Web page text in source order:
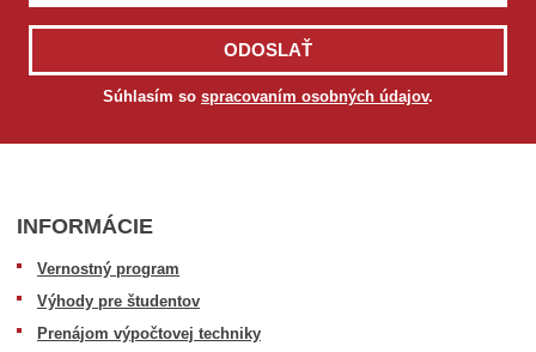
ODOSLAŤ
Súhlasím so spracovaním osobných údajov.
INFORMÁCIE
Vernostný program
Výhody pre študentov
Prenájom výpočtovej techniky